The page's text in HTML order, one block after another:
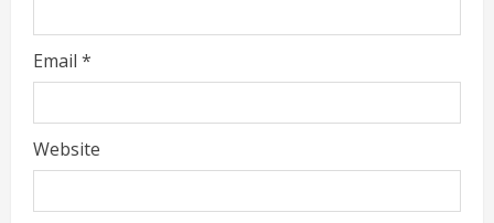
Email *
Website